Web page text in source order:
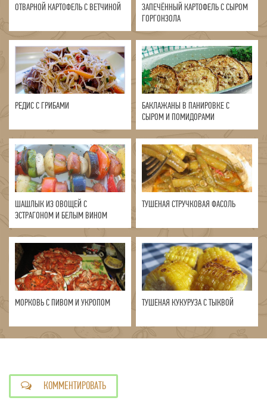
ОТВАРНОЙ КАРТОФЕЛЬ С ВЕТЧИНОЙ
ЗАПЕЧЁННЫЙ КАРТОФЕЛЬ С СЫРОМ
ГОРГОНЗОЛА
РЕДИС С ГРИБАМИ
БАКЛАЖАНЫ В ПАНИРОВКЕ С
СЫРОМ И ПОМИДОРАМИ
ШАШЛЫК ИЗ ОВОЩЕЙ С
ЭСТРАГОНОМ И БЕЛЫМ ВИНОМ
ТУШЕНАЯ СТРУЧКОВАЯ ФАСОЛЬ
МОРКОВЬ С ПИВОМ И УКРОПОМ ТУШЕНАЯ КУКУРУЗА С ТЫКВОЙ
КОММЕНТИРОВАТЬ